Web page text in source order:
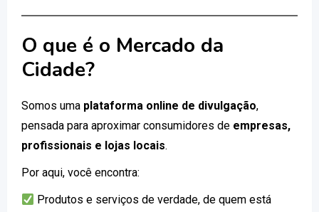
O que é o Mercado da
Cidade?
Somos uma plataforma online de divulgação,
pensada para aproximar consumidores de empresas,
profissionais e lojas locais.
Por aqui, você encontra:
Produtos e serviços de verdade, de quem está